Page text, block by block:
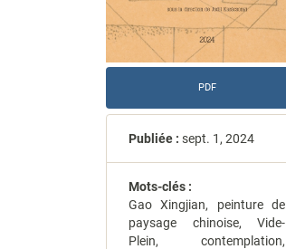
PDF
Publiée : sept. 1, 2024
Mots-clés :
Gao Xingjian, peinture de
paysage chinoise, Vide-
Plein, contemplation,